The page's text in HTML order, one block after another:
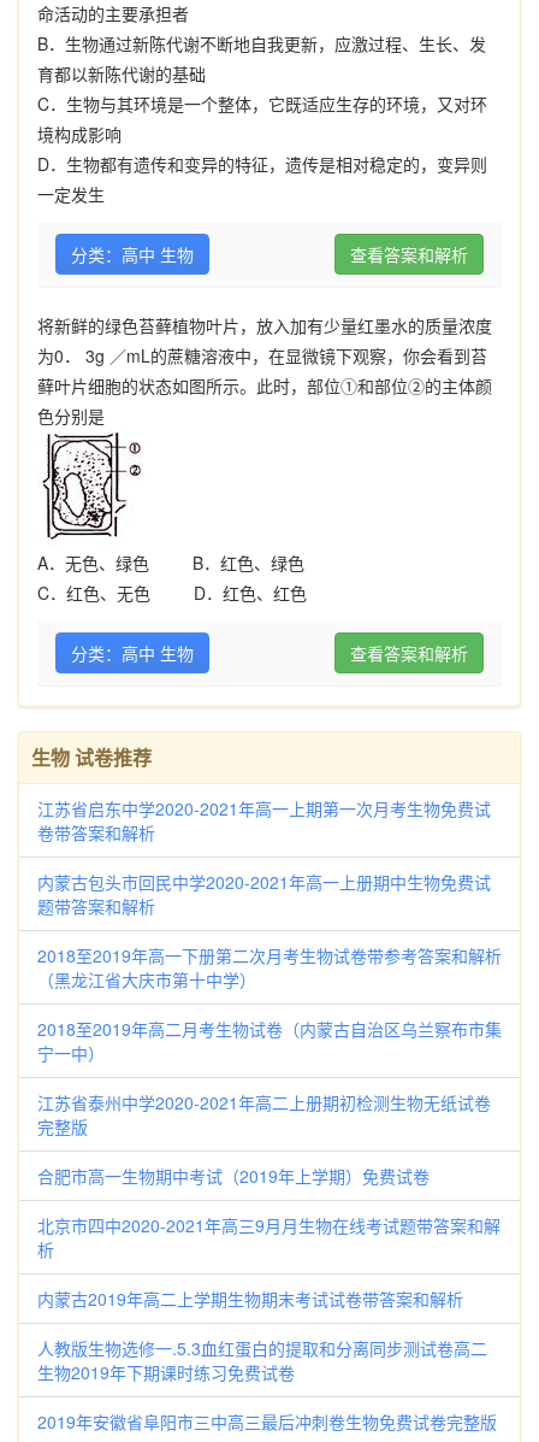
命活动的主要承担者
B．生物通过新陈代谢不断地自我更新，应激过程、生长、发
育都以新陈代谢的基础
C．生物与其环境是一个整体，它既适应生存的环境，又对环
境构成影响
D．生物都有遗传和变异的特征，遗传是相对稳定的，变异则
一定发生
分类：高中 生物 查看答案和解析
将新鲜的绿色苔藓植物叶片，放入加有少量红墨水的质量浓度
为0． 3g ／mL的蔗糖溶液中，在显微镜下观察，你会看到苔
藓叶片细胞的状态如图所示。此时，部位①和部位②的主体颜
色分别是
A．无色、绿色 B．红色、绿色
C．红色、无色 D．红色、红色
分类：高中 生物 查看答案和解析
生物 试卷推荐
江苏省启东中学2020-2021年高一上期第一次月考生物免费试
卷带答案和解析
内蒙古包头市回民中学2020-2021年高一上册期中生物免费试
题带答案和解析
2018至2019年高一下册第二次月考生物试卷带参考答案和解析
（黑龙江省大庆市第十中学）
2018至2019年高二月考生物试卷（内蒙古自治区乌兰察布市集
宁一中）
江苏省泰州中学2020-2021年高二上册期初检测生物无纸试卷
完整版
合肥市高一生物期中考试（2019年上学期）免费试卷
北京市四中2020-2021年高三9月月生物在线考试题带答案和解
析
内蒙古2019年高二上学期生物期末考试试卷带答案和解析
人教版生物选修一.5.3血红蛋白的提取和分离同步测试卷高二
生物2019年下期课时练习免费试卷
2019年安徽省阜阳市三中高三最后冲刺卷生物免费试卷完整版